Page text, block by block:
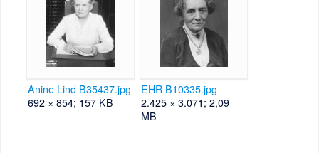
Anine Lind B35437.jpg
692 × 854; 157 KB
EHR B10335.jpg
2.425 × 3.071; 2,09
MB